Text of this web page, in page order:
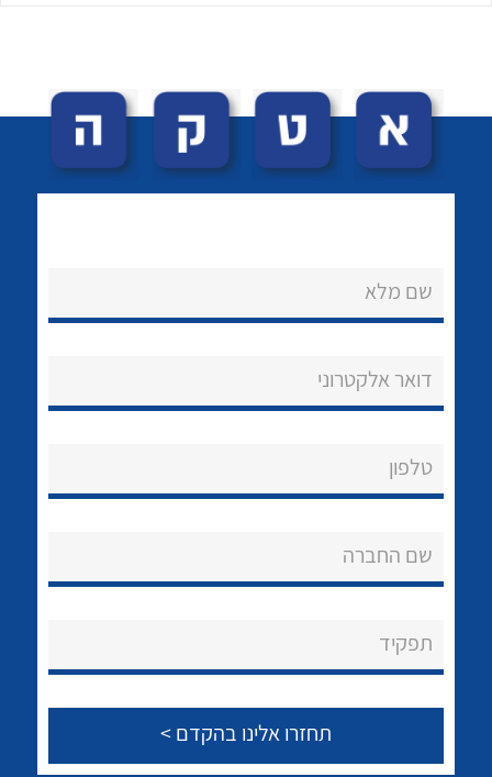
שאלות ותשובות
אודות
לכל מוצרי היצרן לכל מוצרי היצרן
לכל מוצרי היצרן לכל מוצרי היצרן
שם מלא
דואר אלקטרוני
טלפון
שם החברה
תפקיד